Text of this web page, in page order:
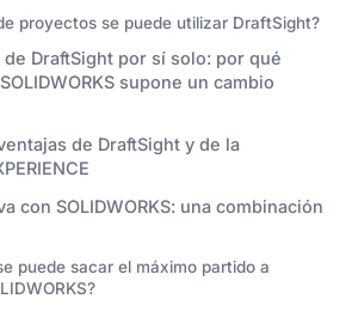
proyectos se puede utilizar DraftSight?
DraftSight por sí solo: por qué
supone un cambio
de DraftSight y de la
con SOLIDWORKS: una combinación
puede sacar el máximo partido a